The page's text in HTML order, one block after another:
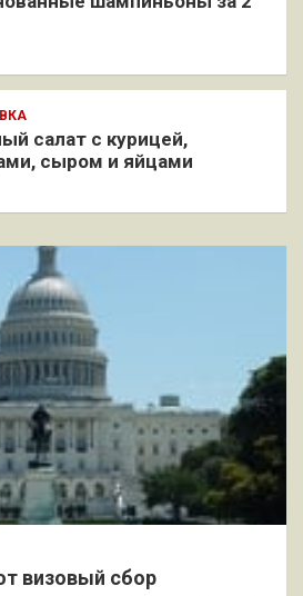
салат с курицей,
сыром и яйцами
визовый сбор